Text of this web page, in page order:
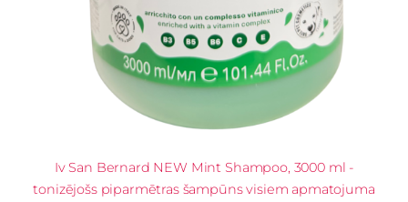
Iv San Bernard NEW Mint Shampoo, 3000 ml -
tonizējošs piparmētras šampūns visiem apmatojuma